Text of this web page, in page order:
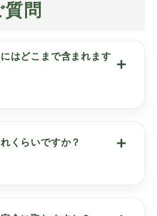
問
はどこまで含まれます ＋
くらいですか？ ＋